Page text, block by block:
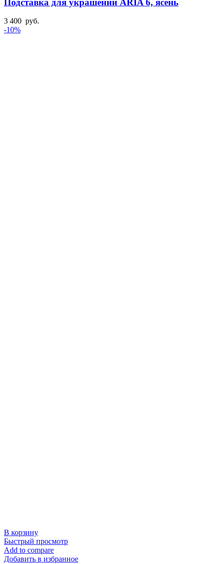
3 400 руб.
-10%
В корзину
Быстрый просмотр
Add to compare
Добавить в избранное